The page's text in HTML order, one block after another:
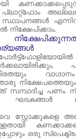
പ്ലാറ്റ്‌ഫോം
നിക്ഷേപിക്കാം.
സമ്പാദിച്ച പണം
ഒരു